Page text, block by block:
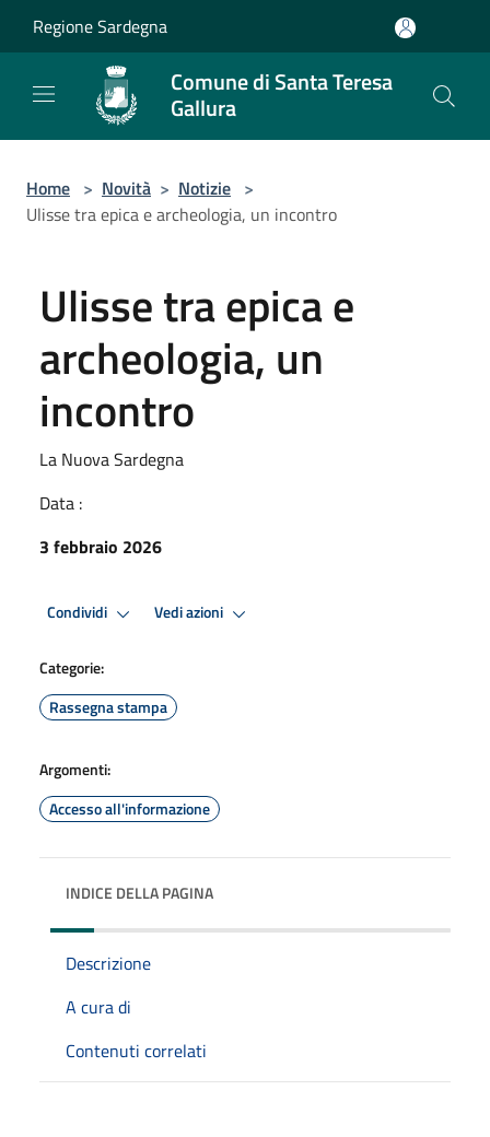
Regione Sardegna
Comune di Santa Teresa
Gallura
Home > Novità > Notizie >
Ulisse tra epica e archeologia, un incontro
Ulisse tra epica e
archeologia, un
incontro
La Nuova Sardegna
Data :
3 febbraio 2026
Condividi Vedi azioni
Categorie:
Rassegna stampa
Argomenti:
Accesso all'informazione
INDICE DELLA PAGINA
Descrizione
A cura di
Contenuti correlati